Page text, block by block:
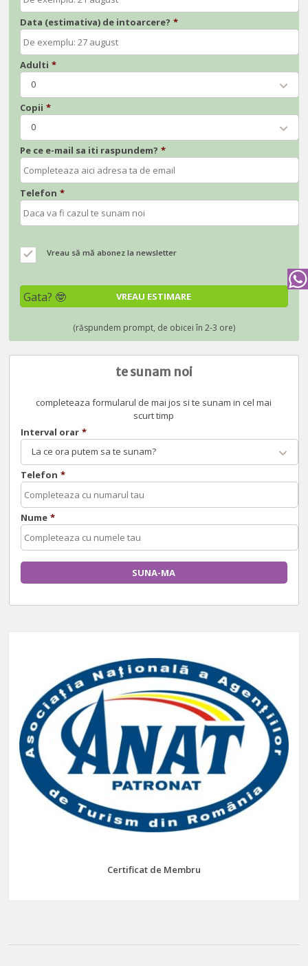
Data (estimativa) de intoarcere? *
Adulti *
0
Copii *
0
Pe ce e-mail sa iti raspundem? *
Telefon *
Vreau să mă abonez la newsletter
te sunam noi
completeaza formularul de mai jos si te sunam in cel mai
scurt timp
Interval orar *
La ce ora putem sa te sunam?
Telefon *
Nume *
Certificat de Membru